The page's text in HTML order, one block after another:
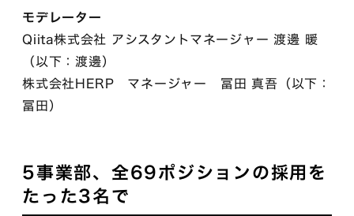
モデレーター
Qiita株式会社 アシスタントマネージャー 渡邊 暖
（以下：渡邊）
株式会社HERP マネージャー 冨田 真吾（以下：
冨田）
5事業部、全69ポジションの採用を
たった3名で